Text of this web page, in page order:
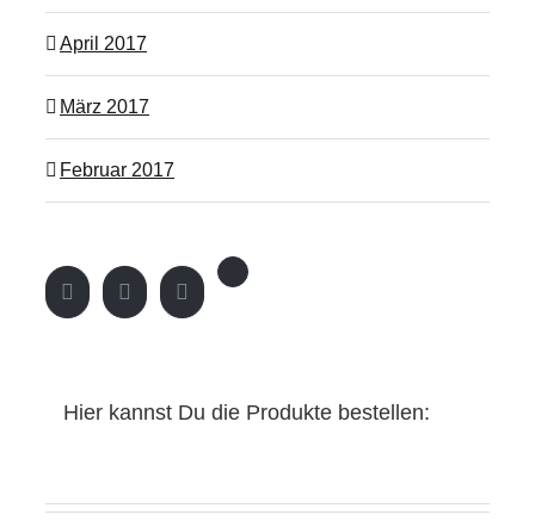
April 2017
März 2017
Februar 2017
Hier kannst Du die Produkte bestellen: